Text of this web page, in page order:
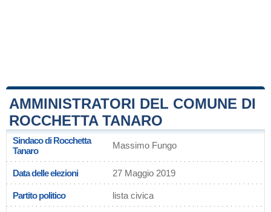
AMMINISTRATORI DEL COMUNE DI
ROCCHETTA TANARO
Sindaco di Rocchetta
Tanaro
Massimo Fungo
Data delle elezioni 27 Maggio 2019
Partito politico lista civica